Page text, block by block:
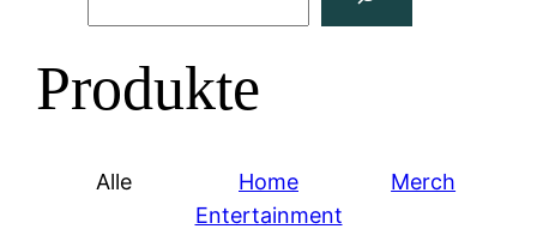
h
e
Produkte
Alle
Home
Entertainment
Merch